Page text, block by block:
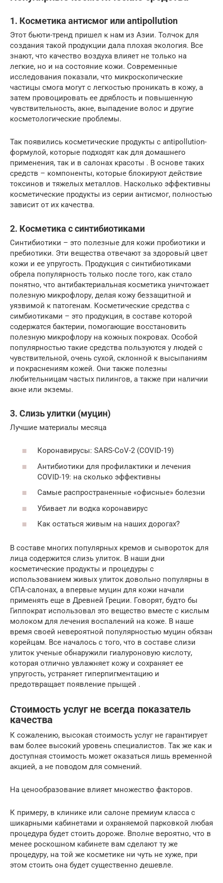
1. Косметика антисмог или antipollution
Этот бьюти-тренд пришел к нам из Азии. Толчок для
создания такой продукции дала плохая экология. Все
знают, что качество воздуха влияет не только на
легкие, но и на состояние кожи. Современные
исследования показали, что микроскопические
частицы смога могут с легкостью проникать в кожу, а
затем провоцировать ее дряблость и повышенную
чувствительность, акне, выпадение волос и другие
косметологические проблемы.
Так появились косметические продукты с antipollution-
формулой, которые подходят как для домашнего
применения, так и в салонах красоты . В основе таких
средств – компоненты, которые блокируют действие
токсинов и тяжелых металлов. Насколько эффективны
косметические продукты из серии антисмог, полностью
зависит от их качества.
2. Косметика с синтибиотиками
Синтибиотики – это полезные для кожи пробиотики и
пребиотики. Эти вещества отвечают за здоровый цвет
кожи и ее упругость. Продукция с синтибиотиками
обрела популярность только после того, как стало
понятно, что антибактериальная косметика уничтожает
полезную микрофлору, делая кожу беззащитной и
уязвимой к патогенам. Косметические средства с
симбиотиками – это продукция, в составе которой
содержатся бактерии, помогающие восстановить
полезную микрофлору на кожных покровах. Особой
популярностью такие средства пользуются у людей с
чувствительной, очень сухой, склонной к высыпаниям
и покраснениям кожей. Они также полезны
любительницам частых пилингов, а также при наличии
акне или экземы.
3. Слизь улитки (муцин)
Лучшие материалы месяца
Коронавирусы: SARS-CoV-2 (COVID-19)
Антибиотики для профилактики и лечения
COVID-19: на сколько эффективны
Самые распространенные «офисные» болезни
Убивает ли водка коронавирус
Как остаться живым на наших дорогах?
В составе многих популярных кремов и сывороток для
лица содержится слизь улиток. В наши дни
косметические продукты и процедуры с
использованием живых улиток довольно популярны в
СПА-салонах, а впервые муцин для кожи начали
применять еще в Древней Греции. Говорят, будто бы
Гиппократ использовал это вещество вместе с кислым
молоком для лечения воспалений на коже. В наше
время своей невероятной популярностью муцин обязан
корейцам. Все началось с того, что в составе слизи
улиток ученые обнаружили гиалуроновую кислоту,
которая отлично увлажняет кожу и сохраняет ее
упругость, устраняет гиперпигментацию и
предотвращает появление прыщей .
Стоимость услуг не всегда показатель
качества
К сожалению, высокая стоимость услуг не гарантирует
вам более высокий уровень специалистов. Так же как и
доступная стоимость может оказаться лишь временной
акцией, а не поводом для сомнений.
На ценообразование влияет множество факторов.
К примеру, в клинике или салоне премиум класса с
шикарными кабинетами и охраняемой парковкой любая
процедура будет стоить дороже. Вполне вероятно, что в
менее роскошном кабинете вам сделают ту же
процедуру, на той же косметике ни чуть не хуже, при
этом стоить она будет существенно дешевле.